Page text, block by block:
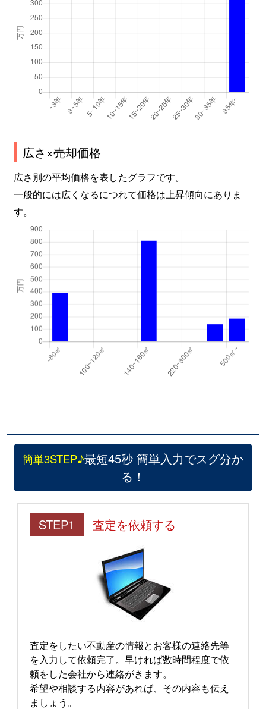
広さ×売却価格
広さ別の平均価格を表したグラフです。
一般的には広くなるにつれて価格は上昇傾向にありま
す。
簡単3STEP♪最短45秒 簡単入力でスグ分か
る！
STEP1 査定を依頼する
査定をしたい不動産の情報とお客様の連絡先等
を入力して依頼完了。早ければ数時間程度で依
頼をした会社から連絡がきます。
希望や相談する内容があれば、その内容も伝え
ましょう。